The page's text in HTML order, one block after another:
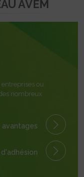
AVEM
ou
nombreux
avantages
d'adhésion